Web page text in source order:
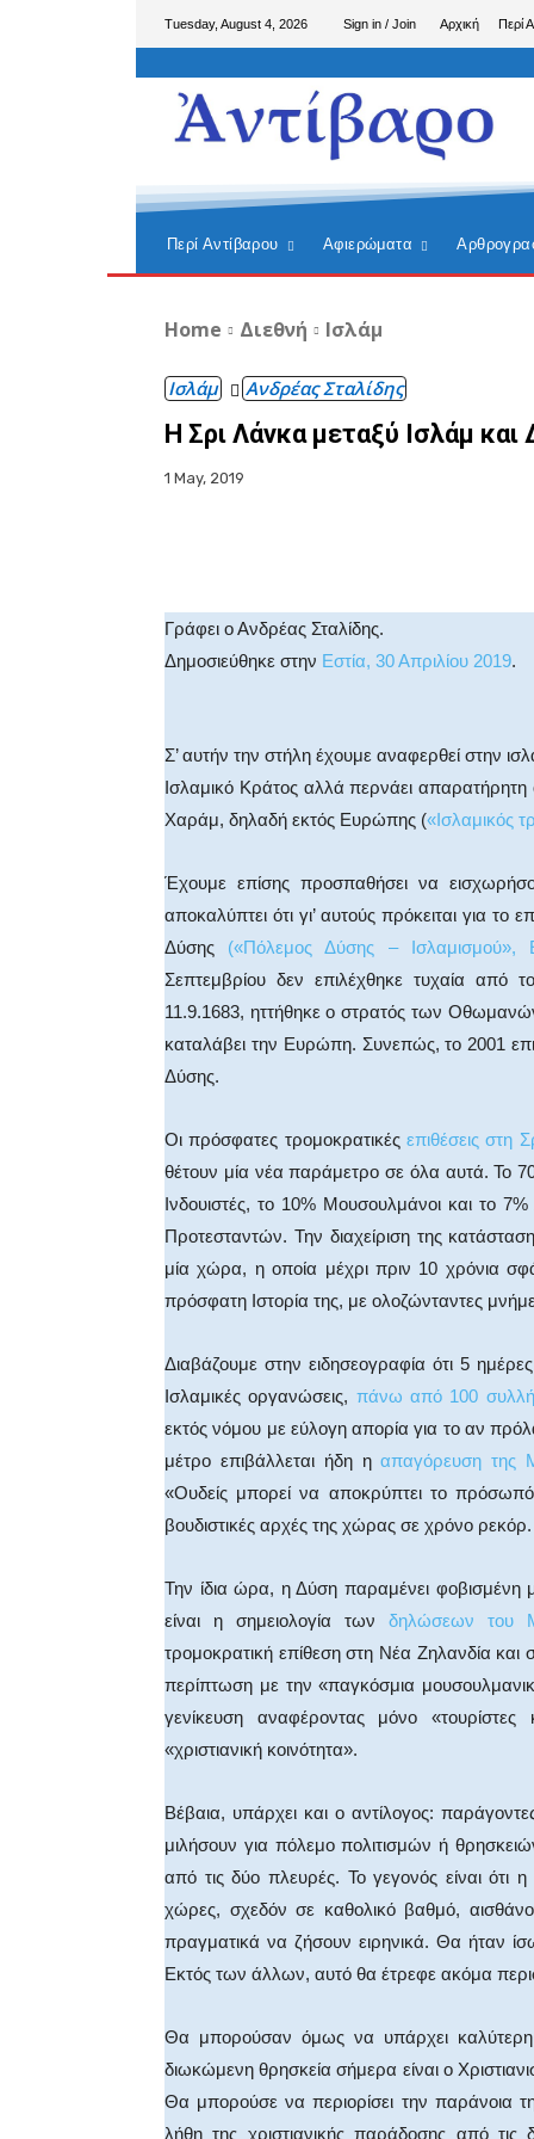
Tuesday, August 4, 2026 Sign in / Join Αρχική Περί
Περί Αντίβαρου Αφιερώματα
Home Διεθνή Ισλάμ
Ισλάμ Ανδρέας Σταλίδης
Η Σρι Λάνκα μεταξύ Ισλάμ και
1 May, 2019
Γράφει ο Ανδρέας Σταλίδης.
Δημοσιεύθηκε στην Εστία, 30 Απριλίου 2019.
Σ’ αυτήν την στήλη έχουμε αναφερθεί στην
Ισλαμικό Κράτος αλλά περνάει
Χαράμ, δηλαδή εκτός Ευρώπης («Ισλαμικός
Έχουμε επίσης προσπαθήσει να
αποκαλύπτει ότι γι’ αυτούς πρόκειται για
Δύσης («Πόλεμος Δύσης – Ισλαμισμού»,
Σεπτεμβρίου δεν επιλέχθηκε τυχαία από
11.9.1683, ηττήθηκε ο στρατός των
καταλάβει την Ευρώπη. Συνεπώς, το 2001
Δύσης.
Οι πρόσφατες τρομοκρατικέςεπιθέσεις στη
θέτουν μία νέα παράμετρο σε όλα αυτά. Το
Ινδουιστές, το 10% Μουσουλμάνοι και το
Προτεσταντών. Την διαχείριση της
μία χώρα, η οποία μέχρι πριν 10 χρόνια
πρόσφατη Ιστορία της, με ολοζώνταντες
Διαβάζουμε στην ειδησεογραφία ότι 5
Ισλαμικές οργανώσεις, πάνω από 100
εκτός νόμου με εύλογη απορία για το αν
μέτρο επιβάλλεται ήδη ηαπαγόρευση της
«Ουδείς μπορεί να αποκρύπτει το
βουδιστικές αρχές της χώρας σε χρόνο ρεκόρ.
Την ίδια ώρα, η Δύση παραμένει φοβισμένη
είναι η σημειολογία των δηλώσεων του
τρομοκρατική επίθεση στη Νέα Ζηλανδία
περίπτωση με την «παγκόσμια
γενίκευση αναφέροντας μόνο
«χριστιανική κοινότητα».
Βέβαια, υπάρχει και ο αντίλογος:
μιλήσουν για πόλεμο πολιτισμών ή
από τις δύο πλευρές. Το γεγονός είναι ότι
χώρες, σχεδόν σε καθολικό βαθμό,
πραγματικά να ζήσουν ειρηνικά. Θα ήταν
Εκτός των άλλων, αυτό θα έτρεφε ακόμα
Θα μπορούσαν όμως να υπάρχει
διωκώμενη θρησκεία σήμερα είναι ο
Θα μπορούσε να περιορίσει την παράνοια
λήθη της χριστιανικής παράδοσης από